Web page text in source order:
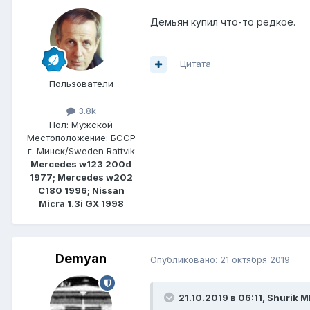
Пользователи
3.8k
Пол: Мужской
Местоположение: БССР
г. Минск/Sweden Rattvik
Mercedes w123 200d
1977; Mercedes w202
C180 1996; Nissan
Micra 1.3i GX 1998
Демьян купил что-то редкое.
Цитата
Demyan Опубликовано: 21 октября 2019
21.10.2019 в 06:11, Shurik